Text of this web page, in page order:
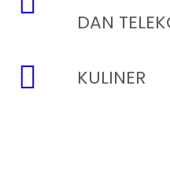
DAN
KULINER